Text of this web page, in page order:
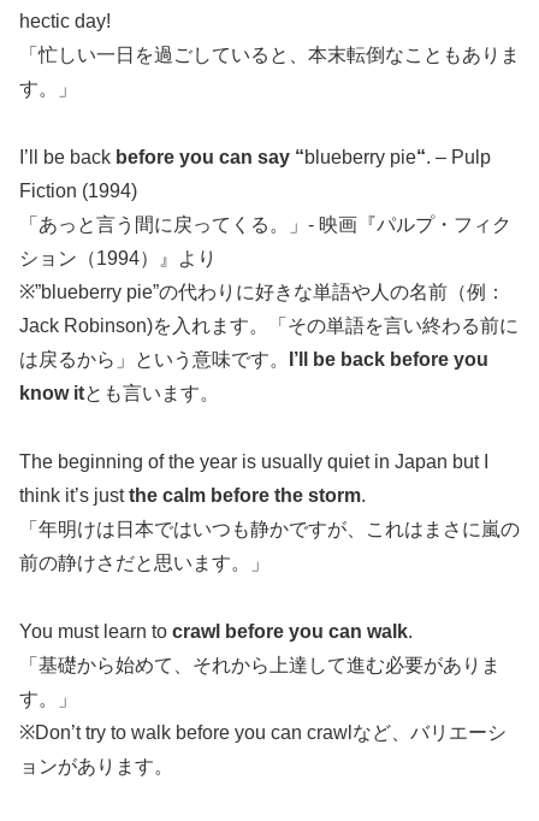
hectic day!
「忙しい一日を過ごしていると、本末転倒なこともありま
す。」
I’ll be back before you can say “blueberry pie“. – Pulp
Fiction (1994)
「あっと言う間に戻ってくる。」- 映画『パルプ・フィク
ション（1994）』より
※”blueberry pie”の代わりに好きな単語や人の名前（例：
Jack Robinson)を入れます。「その単語を言い終わる前に
は戻るから」という意味です。
I’ll be back before you
know itとも言います。
The beginning of the year is usually quiet in Japan but I
think it’s justthe calm before the storm.
「年明けは日本ではいつも静かですが、これはまさに嵐の
前の静けさだと思います。」
You must learn to crawl before you can walk.
「基礎から始めて、それから上達して進む必要がありま
す。」
※Don’t try to walk before you can crawlなど、バリエーシ
ョンがあります。